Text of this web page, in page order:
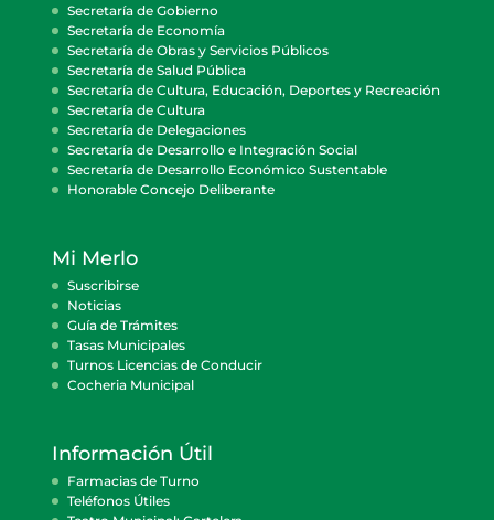
Secretaría de Gobierno
Secretaría de Economía
Secretaría de Obras y Servicios Públicos
Secretaría de Salud Pública
Secretaría de Cultura, Educación, Deportes y Recreación
Secretaría de Cultura
Secretaría de Delegaciones
Secretaría de Desarrollo e Integración Social
Secretaría de Desarrollo Económico Sustentable
Honorable Concejo Deliberante
Mi Merlo
Suscribirse
Noticias
Guía de Trámites
Tasas Municipales
Turnos Licencias de Conducir
Cocheria Municipal
Información Útil
Farmacias de Turno
Teléfonos Útiles